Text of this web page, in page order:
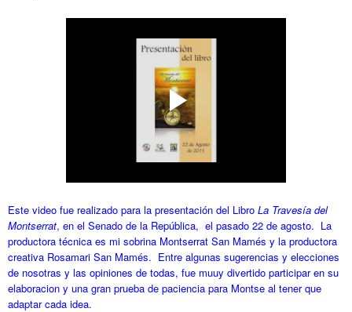
Este video fue realizado para la presentación del Libro La Travesía del
Montserrat, en el Senado de la República, el pasado 22 de agosto. La
productora técnica es mi sobrina Montserrat San Mamés y la productora
creativa Rosamari San Mamés. Entre algunas sugerencias y elecciones
de nosotras y las opiniones de todas, fue muuy divertido participar en su
elaboracion y una gran prueba de paciencia para Montse al tener que
adaptar cada idea.